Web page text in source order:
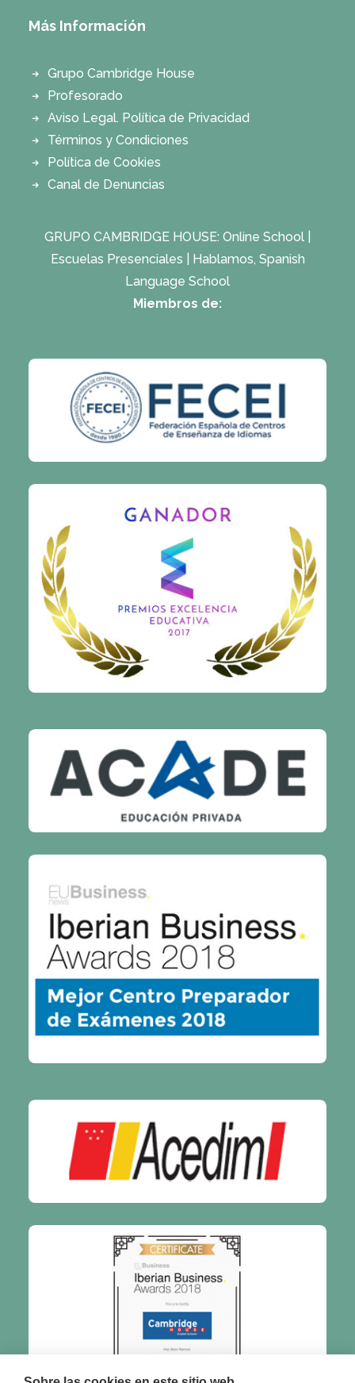
Más Información
Grupo Cambridge House
Profesorado
Aviso Legal. Política de Privacidad
Términos y Condiciones
Política de Cookies
Canal de Denuncias
GRUPO CAMBRIDGE HOUSE: Online School
Escuelas Presenciales
Hablamos, Spanish
Language School
Miembros de: